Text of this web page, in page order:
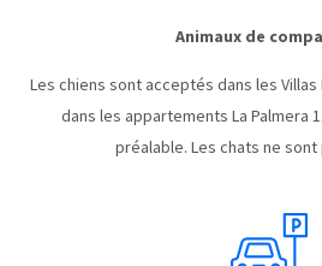
Animaux de
Les chiens sont acceptés dans les
dans les appartements La Palmera
préalable. Les chats ne